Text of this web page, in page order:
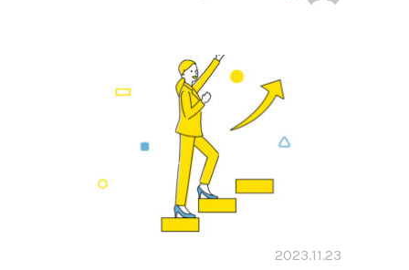
2023.11.23